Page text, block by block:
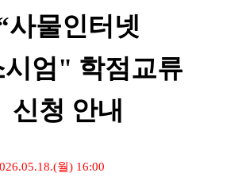
사물인터넷
엄" 학점교류
신청 안내
월) 16:00